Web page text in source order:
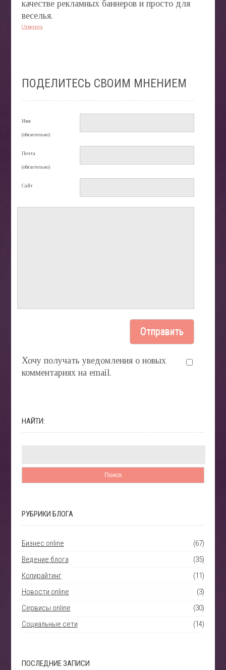
качестве рекламных баннеров и просто для
веселья.
Ответить
ПОДЕЛИТЕСЬ СВОИМ МНЕНИЕМ
Имя
(обязательно)
Почта
(обязательно)
Сайт
Хочу получать уведомления о новых
комментариях на email.
НАЙТИ:
РУБРИКИ БЛОГА
Бизнес online
(67)
Ведение блога
(35)
Копирайтинг
(11)
Новости online
(3)
Сервисы online
(30)
Социальные сети
(14)
ПОСЛЕДНИЕ ЗАПИСИ